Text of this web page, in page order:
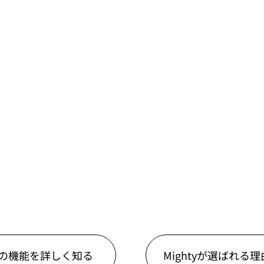
機能を詳しく知る Mightyが選ばれる理